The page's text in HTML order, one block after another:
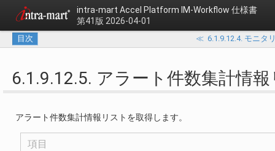
intra-mart Accel Platform IM-Workflow 仕様書
第41版 2026-04-01
目次 ≪ 6.1.9.12.4. モニタ
6.1.9.12.5. アラート件数集計情
アラート件数集計情報リストを取得します。
項目